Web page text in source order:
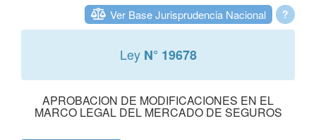
?
Ver Base Jurisprudencia Nacional
Ley N° 19678
APROBACION DE MODIFICACIONES EN EL
MARCO LEGAL DEL MERCADO DE SEGUROS